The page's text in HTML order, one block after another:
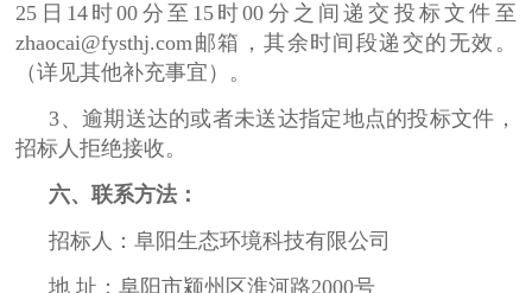
25日14时00分至15时00分之间递交投标文件至
zhaocai@fysthj.com邮箱，其余时间段递交的无效。
（详见其他补充事宜）。
3、逾期送达的或者未送达指定地点的投标文件，
招标人拒绝接收。
六、联系方法：
招标人：阜阳生态环境科技有限公司
地 址：阜阳市颍州区淮河路2000号